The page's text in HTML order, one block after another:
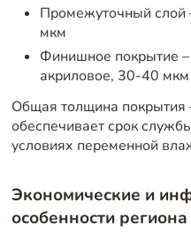
Промежуточный слой
мкм
Финишное покрытие –
акриловое, 30-40 мкм
Общая толщина
обеспечивает срок
условиях переменной
Экономические и
особенности региона